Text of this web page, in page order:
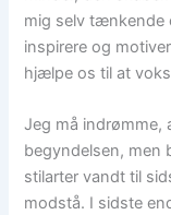
mig selv tænkende
inspirere og
hjælpe os til at
Jeg må indrømme,
begyndelsen, men
stilarter vandt til
modstå. I sidste